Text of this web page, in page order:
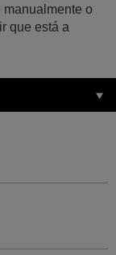
o
que está a